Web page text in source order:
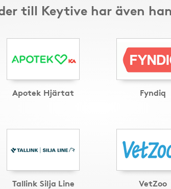
till Keytive har även
Apotek Hjärtat Fyndiq
Tallink Silja Line VetZoo